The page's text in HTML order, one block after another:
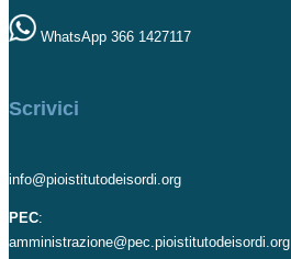
WhatsApp 366 1427117
Scrivici
info@pioistitutodeisordi.org
PEC:
amministrazione@pec.pioistitutodeisordi.org